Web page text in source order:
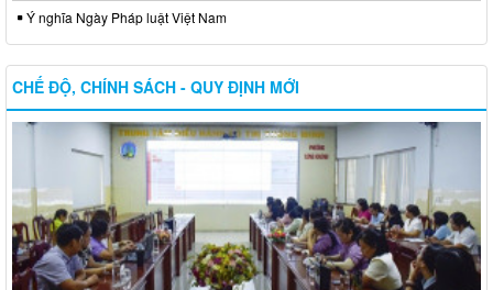
Ý nghĩa Ngày Pháp luật Việt Nam
CHẾ ĐỘ, CHÍNH SÁCH - QUY ĐỊNH MỚI